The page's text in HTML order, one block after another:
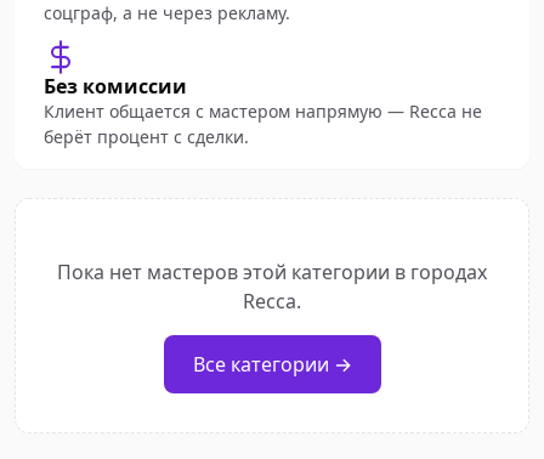
соцграф, а не через рекламу.
Без комиссии
Клиент общается с мастером напрямую — Recca не
берёт процент с сделки.
Пока нет мастеров этой категории в городах
Recca.
Все категории →